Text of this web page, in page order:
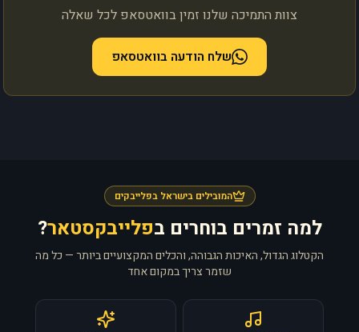
צוות התמיכה שלנו זמין בוואטסאפ לכל שאלה
שלח הודעה בוואטסאפ
המובילים בישראל בפלייבקים
למה זמרים בוחרים בפלייבקסטאר?
הקטלוג הגדול, האיכות הגבוהה, והכלים המקצועיים ביותר — כל מה
שזמר צריך במקום אחד